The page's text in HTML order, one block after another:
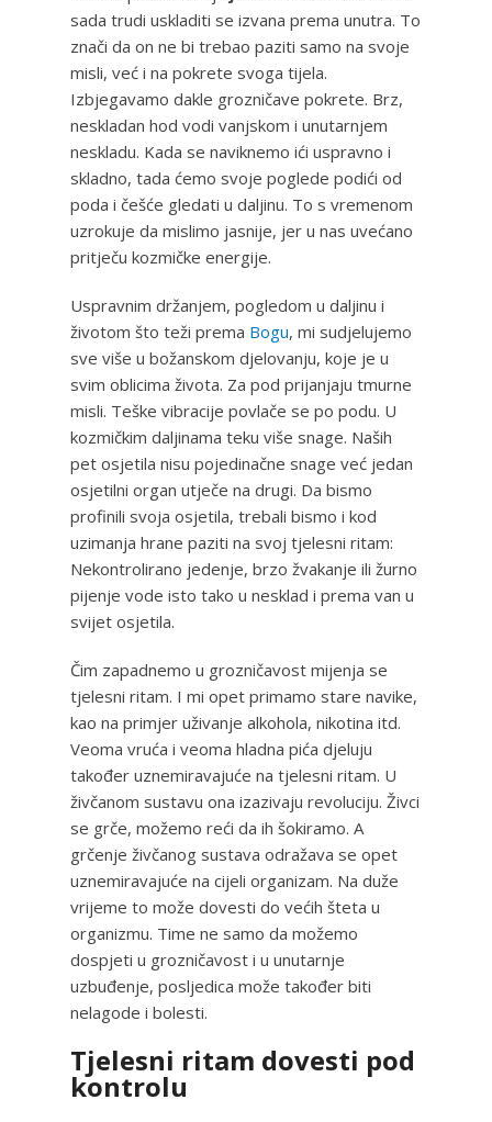
sada trudi uskladiti se izvana prema unutra. To
znači da on ne bi trebao paziti samo na svoje
misli, već i na pokrete svoga tijela.
Izbjegavamo dakle grozničave pokrete. Brz,
neskladan hod vodi vanjskom i unutarnjem
neskladu. Kada se naviknemo ići uspravno i
skladno, tada ćemo svoje poglede podići od
poda i češće gledati u daljinu. To s vremenom
uzrokuje da mislimo jasnije, jer u nas uvećano
pritječu kozmičke energije.
Uspravnim držanjem, pogledom u daljinu i
životom što teži prema Bogu, mi sudjelujemo
sve više u božanskom djelovanju, koje je u
svim oblicima života. Za pod prijanjaju tmurne
misli. Teške vibracije povlače se po podu. U
kozmičkim daljinama teku više snage. Naših
pet osjetila nisu pojedinačne snage već jedan
osjetilni organ utječe na drugi. Da bismo
profinili svoja osjetila, trebali bismo i kod
uzimanja hrane paziti na svoj tjelesni ritam:
Nekontrolirano jedenje, brzo žvakanje ili žurno
pijenje vode isto tako u nesklad i prema van u
svijet osjetila.
Čim zapadnemo u grozničavost mijenja se
tjelesni ritam. I mi opet primamo stare navike,
kao na primjer uživanje alkohola, nikotina itd.
Veoma vruća i veoma hladna pića djeluju
također uznemiravajuće na tjelesni ritam. U
živčanom sustavu ona izazivaju revoluciju. Živci
se grče, možemo reći da ih šokiramo. A
grčenje živčanog sustava odražava se opet
uznemiravajuće na cijeli organizam. Na duže
vrijeme to može dovesti do većih šteta u
organizmu. Time ne samo da možemo
dospjeti u grozničavost i u unutarnje
uzbuđenje, posljedica može također biti
nelagode i bolesti.
Tjelesni ritam dovesti pod
kontrolu